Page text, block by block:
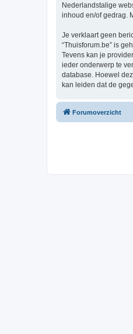
Nederlandstalige
inhoud en/of gedrag.
Je verklaart geen
“Thuisforum.be” is
Tevens kan je
ieder onderwerp te
database. Hoewel
kan leiden dat de
Forumoverzicht